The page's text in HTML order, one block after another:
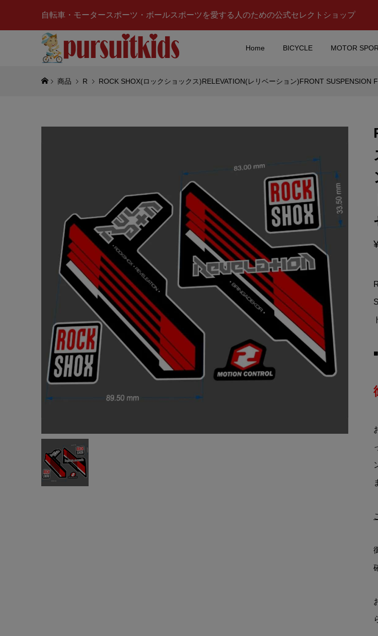
自転車・モータースポーツ・ボールスポーツを愛する人のための公式セレクトショップ
Home BICYCLE MOTOR
NOREV(ノレブ)Peugeot(プ
France(ツールドフランス)...
¥12,211(税込)
TOMICA LIMITED VINTAGE
NEO(トミカ リミテッドビン
テージネオ)出光MOTION無...
¥4,840(税込)
商品 R ROCK SHOX(ロックショックス)RELEVATION(レリベーション)FRONT SUSPENSION